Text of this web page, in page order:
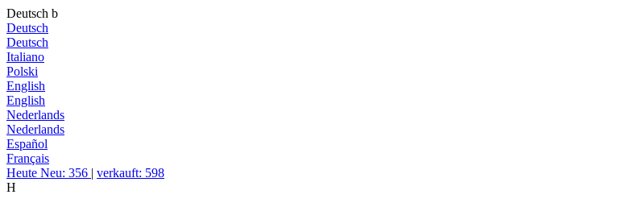
Deutsch b
Deutsch
Deutsch
Italiano
Polski
English
English
Nederlands
Nederlands
Español
Français
Heute Neu: 356 | verkauft: 598
H